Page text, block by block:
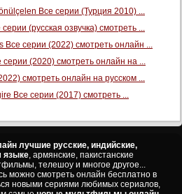
Все серии (Турция 2010) ...
(русская озвучка) смотреть ...
Все серии (2022) смотреть онлайн ...
(2020) смотреть онлайн на ...
смотреть онлайн на русском ...
Все серии (2017) смотреть ...
лучшие русские, индийские,
языке, армянские, пакистанские
телешоу и многое другое...
можно смотреть онлайн бесплатно в
новыми сериями любимых сериалов,